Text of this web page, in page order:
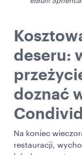
deseru:
doznać
Na koniec
restauracji,